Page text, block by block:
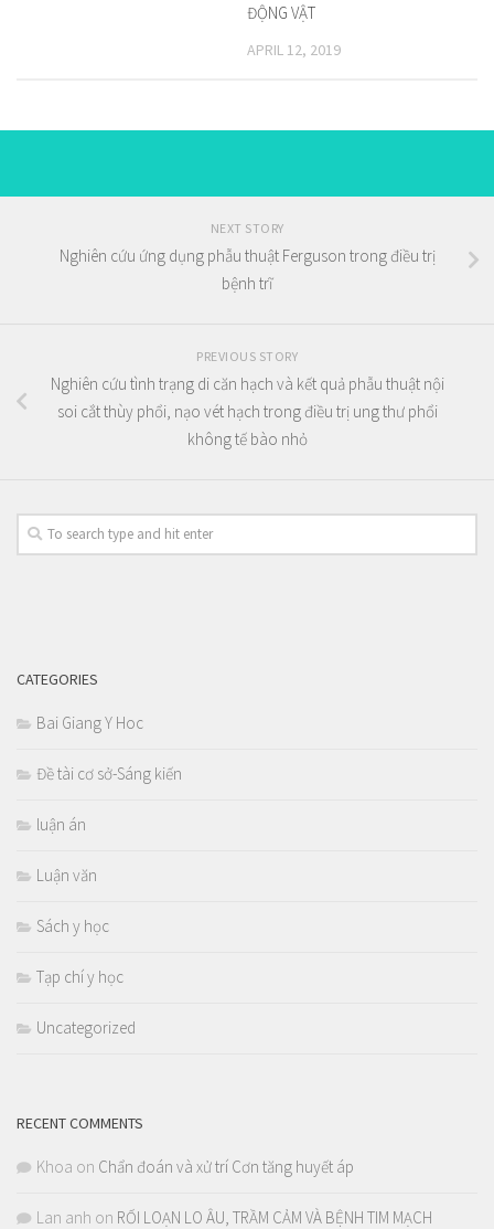
ĐỘNG VẬT
APRIL 12, 2019
NEXT STORY
Nghiên cứu ứng dụng phẫu thuật Ferguson trong điều trị
bệnh trĩ
PREVIOUS STORY
Nghiên cứu tình trạng di căn hạch và kết quả phẫu thuật nội
soi cắt thùy phổi, nạo vét hạch trong điều trị ung thư phổi
không tế bào nhỏ
CATEGORIES
Bai Giang Y Hoc
Đề tài cơ sở-Sáng kiến
luận án
Luận văn
Sách y học
Tạp chí y học
Uncategorized
RECENT COMMENTS
Khoa on Chẩn đoán và xử trí Cơn tăng huyết áp
Lan anh on RỐI LOẠN LO ÂU, TRẦM CẢM VÀ BỆNH TIM MẠCH